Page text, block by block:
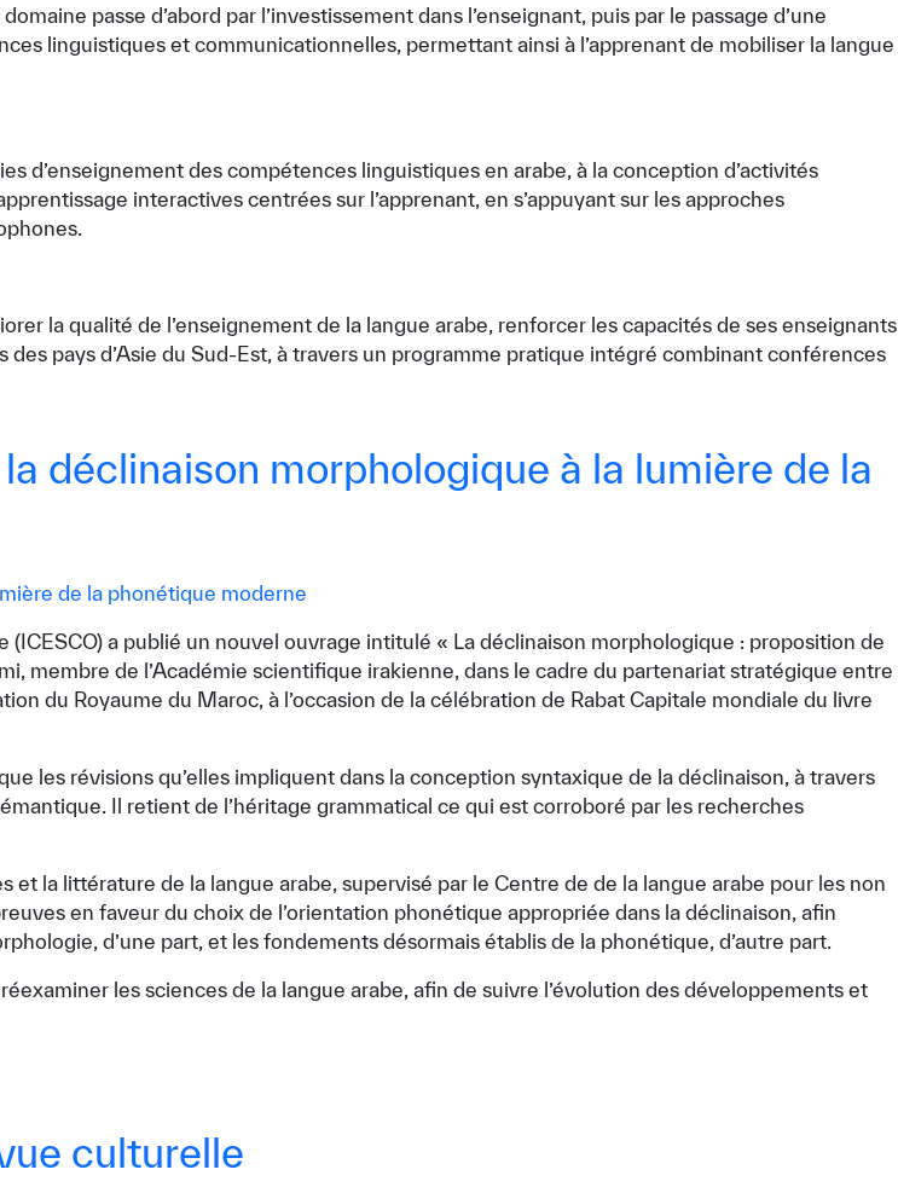
passe d’abord par l’investissement dans l’enseignant, puis par le passage d’une
linguistiques et communicationnelles, permettant ainsi à l’apprenant de mobiliser la langue
d’enseignement des compétences linguistiques en arabe, à la conception d’activités
interactives centrées sur l’apprenant, en s’appuyant sur les approches
la qualité de l’enseignement de la langue arabe, renforcer les capacités de ses enseignants
pays d’Asie du Sud-Est, à travers un programme pratique intégré combinant conférences
déclinaison morphologique à la lumière de la
(ICESCO) a publié un nouvel ouvrage intitulé « La déclinaison morphologique : proposition de
membre de l’Académie scientifique irakienne, dans le cadre du partenariat stratégique entre
du Royaume du Maroc, à l’occasion de la célébration de Rabat Capitale mondiale du livre
les révisions qu’elles impliquent dans la conception syntaxique de la déclinaison, à travers
Il retient de l’héritage grammatical ce qui est corroboré par les recherches
et la littérature de la langue arabe, supervisé par le Centre de de la langue arabe pour les non
en faveur du choix de l’orientation phonétique appropriée dans la déclinaison, afin
d’une part, et les fondements désormais établis de la phonétique, d’autre part.
les sciences de la langue arabe, afin de suivre l’évolution des développements et
culturelle